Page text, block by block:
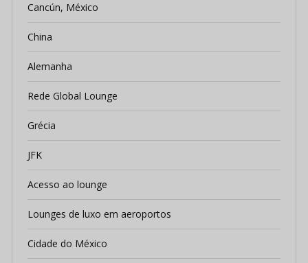
Cancún, México
China
Alemanha
Rede Global Lounge
Grécia
JFK
Acesso ao lounge
Lounges de luxo em aeroportos
Cidade do México